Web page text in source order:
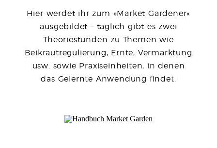
Hier werdet ihr zum »Market Gardener«
ausgebildet – täglich gibt es zwei
Theoriestunden zu Themen wie
Beikrautregulierung, Ernte, Vermarktung
usw. sowie Praxiseinheiten, in denen
das Gelernte Anwendung findet.